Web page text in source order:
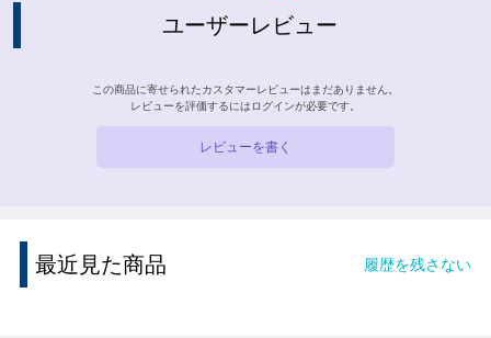
ユーザーレビュー
この商品に寄せられたカスタマーレビューはまだありません。
レビューを評価するには ログインが必要です。
レビューを書く
最近見た商品 履歴を残さない